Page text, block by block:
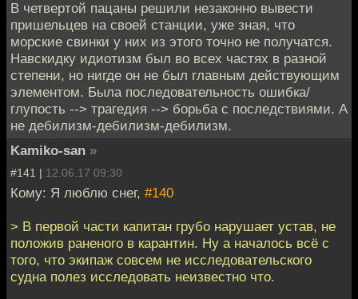
В четвертой пацаны решили незаконно вывести
пришельцев на своей станции, уже зная, что
морские свинки у них из этого точно не получатся.
Навскидку идиотизм был во всех частях в разной
степени, но нигде он не был главным действующим
элементом. Была последовательность ошибка/
глупость --> трагедия --> борьба с последствиями. А
не дебилизм-дебилизм-дебилизм.
Kamiko-san »
#141 | 12.06.17 09:30
Кому: Я люблю снег, #140
> В первой части капитан грубо нарушает устав, не
положив раненого в карантин. Ну а началось всё с
того, что экипаж совсем не исследовательского
судна полез исследовать неизвестно что.